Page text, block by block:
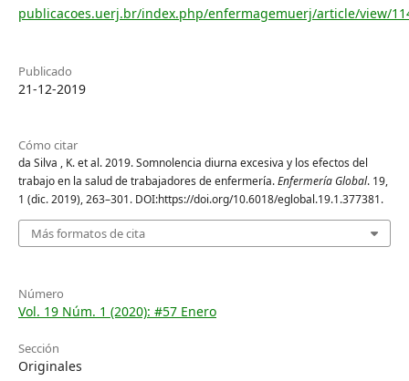
publicacoes.uerj.br/index.php/enfermagemuerj/article/view/
Publicado
21-12-2019
Cómo citar
da Silva , K. et al. 2019. Somnolencia diurna excesiva y los efectos del
trabajo en la salud de trabajadores de enfermería.Enfermería Global. 19,
1 (dic. 2019), 263–301. DOI:https://doi.org/10.6018/eglobal.19.1.377381.
Más formatos de cita
Número
Vol. 19 Núm. 1 (2020): #57 Enero
Sección
Originales